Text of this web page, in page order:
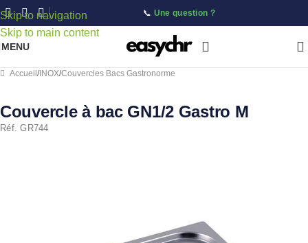
Skip to navigation
Skip to main content
📞 Une question ?
MENU
Accueil /INOX/Couvercles Bacs Gastronorme
Couvercle à bac GN1/2 Gastro M
Réf. GR744